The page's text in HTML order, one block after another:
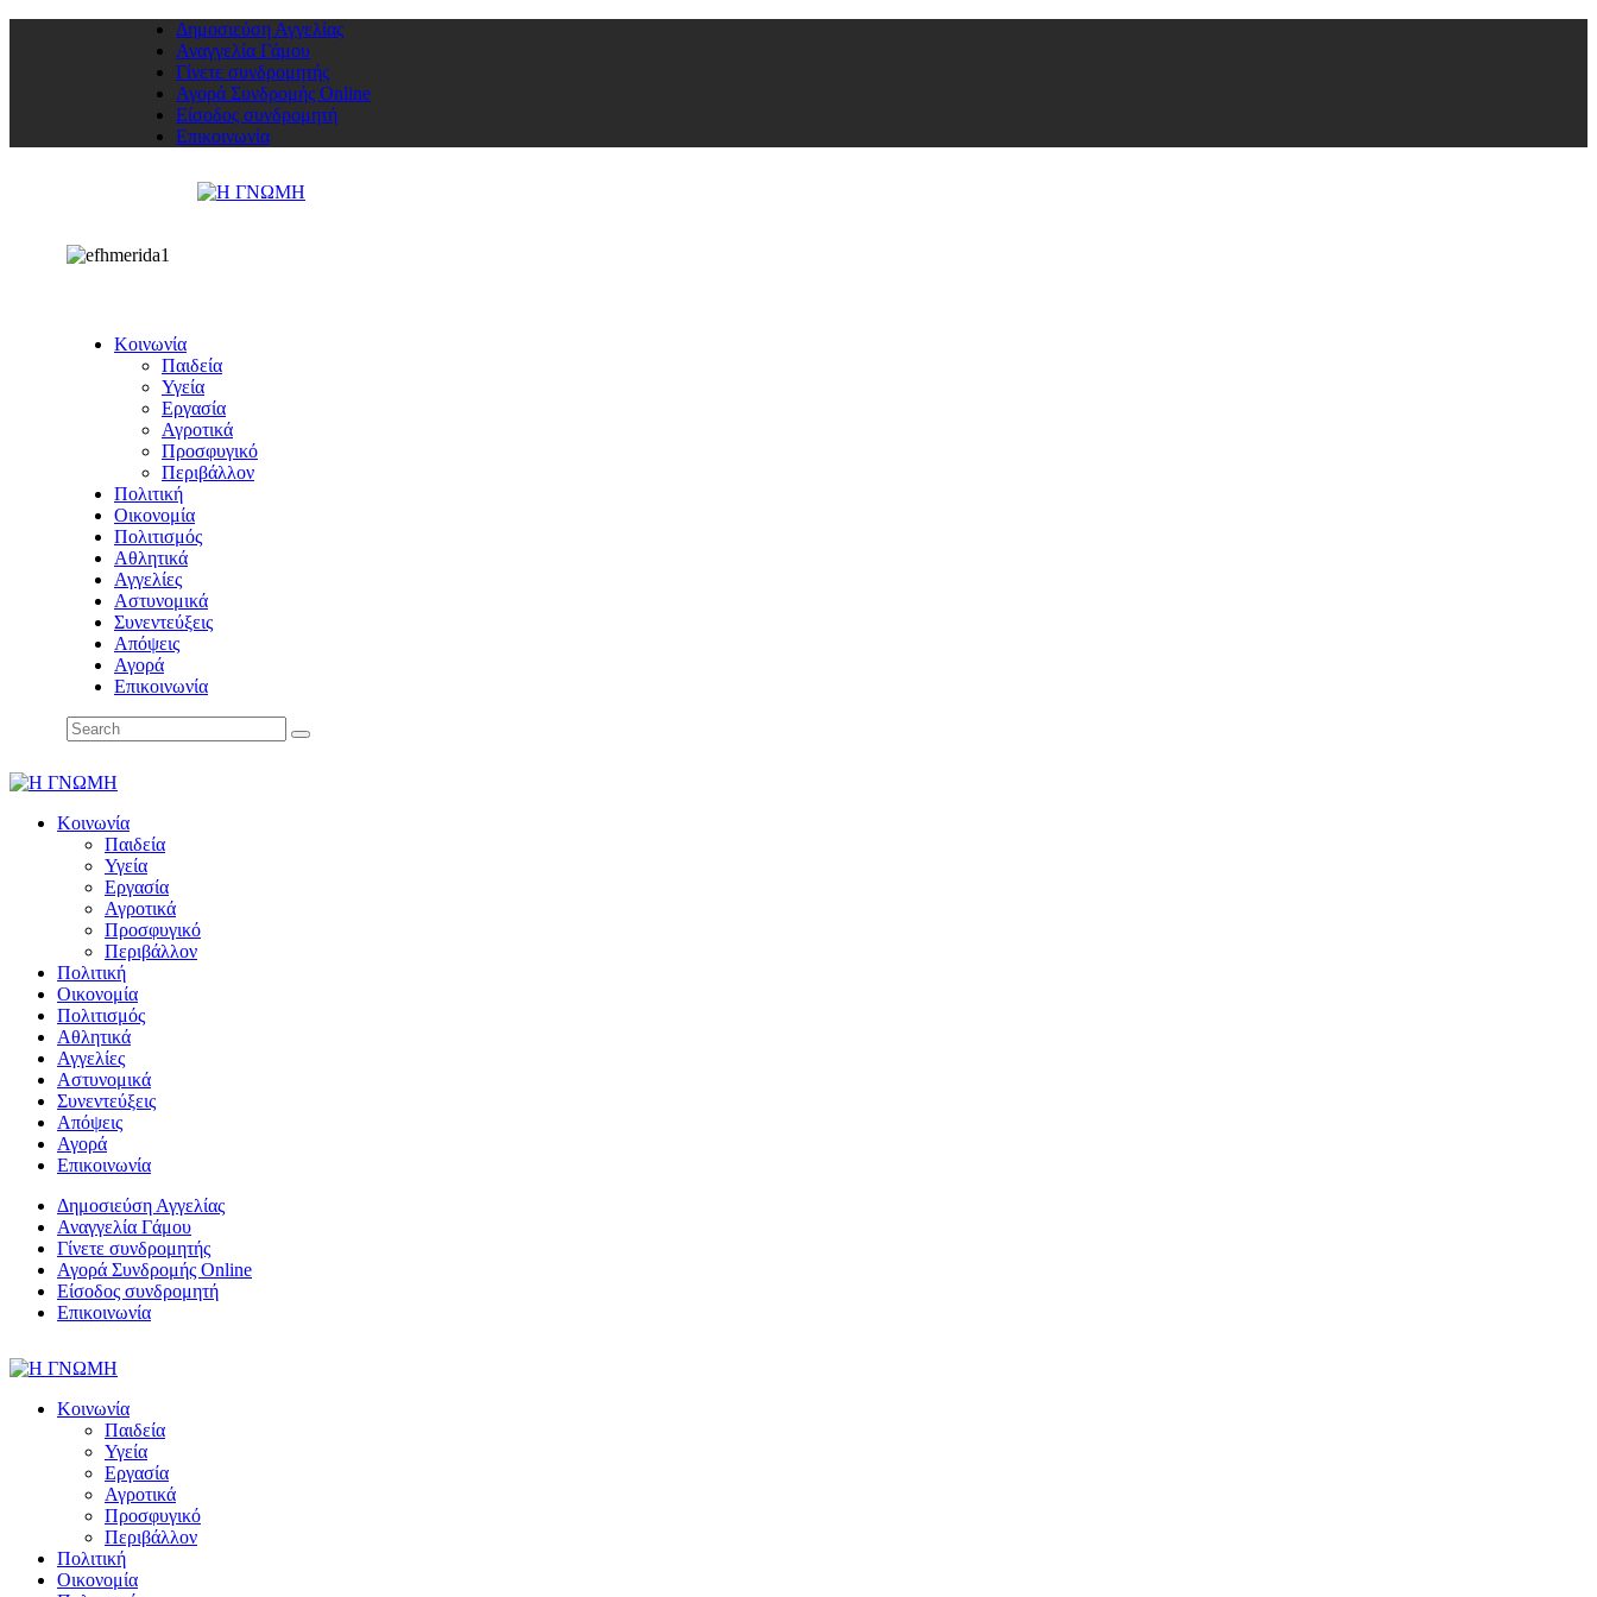
Δημοσιεύση Αγγελίας
Αναγγελία Γάμου
Γίνετε συνδρομητής
Αγορά Συνδρομής Online
Είσοδος συνδρομητή
Επικοινωνία
Κοινωνία
Παιδεία
Υγεία
Εργασία
Αγροτικά
Προσφυγικό
Περιβάλλον
Πολιτική
Οικονομία
Πολιτισμός
Αθλητικά
Αγγελίες
Αστυνομικά
Συνεντεύξεις
Απόψεις
Αγορά
Επικοινωνία
Κοινωνία
Παιδεία
Υγεία
Εργασία
Αγροτικά
Προσφυγικό
Περιβάλλον
Πολιτική
Οικονομία
Πολιτισμός
Αθλητικά
Αγγελίες
Αστυνομικά
Συνεντεύξεις
Απόψεις
Αγορά
Επικοινωνία
Δημοσιεύση Αγγελίας
Αναγγελία Γάμου
Γίνετε συνδρομητής
Αγορά Συνδρομής Online
Είσοδος συνδρομητή
Επικοινωνία
Κοινωνία
Παιδεία
Υγεία
Εργασία
Αγροτικά
Προσφυγικό
Περιβάλλον
Πολιτική
Οικονομία